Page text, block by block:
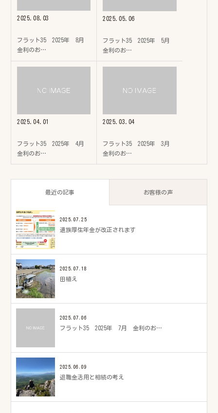
2025.08.03
フラット35 2025年 8月
金利のお…
2025.05.06
フラット35 2025年 5月
金利のお…
2025.04.01
フラット35 2025年 4月
金利のお…
2025.03.04
フラット35 2025年 3月
金利のお…
最近の記事 お客様の声
2025.07.25
遺族厚生年金が改正されます
2025.07.18
田植え
2025.07.06
フラット35 2025年 7月 金利のお…
2025.06.09
退職金活用と相続の考え